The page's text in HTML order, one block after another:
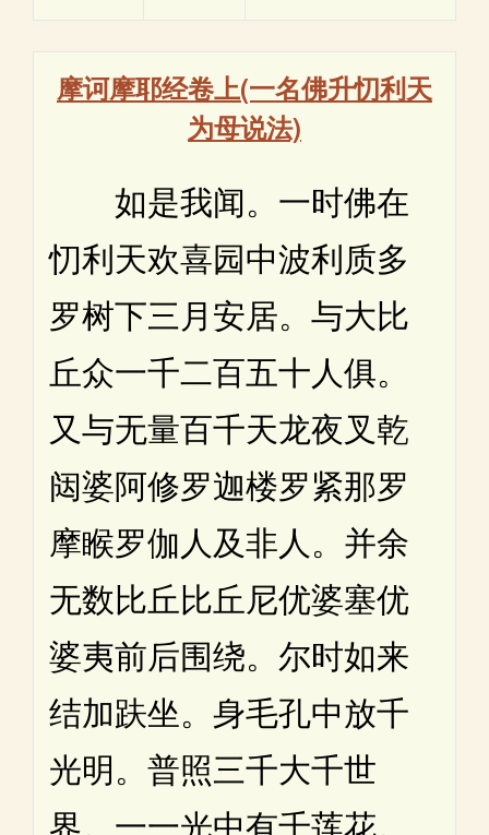
摩诃摩耶经卷上(一名佛升忉利天
为母说法)
如是我闻。一时佛在
忉利天欢喜园中波利质多
罗树下三月安居。与大比
丘众一千二百五十人俱。
又与无量百千天龙夜叉乾
闼婆阿修罗迦楼罗紧那罗
摩睺罗伽人及非人。并余
无数比丘比丘尼优婆塞优
婆夷前后围绕。尔时如来
结加趺坐。身毛孔中放千
光明。普照三千大千世
界。一一光中有千莲花。